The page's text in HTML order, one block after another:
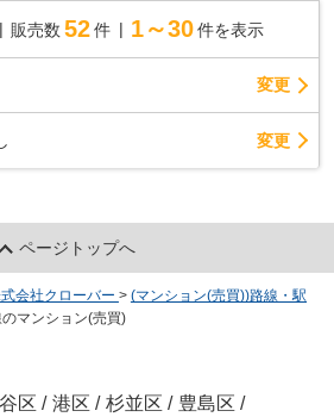
販売数 52 件 1～30 件を表示
変更
変更
ページトップへ
会社クローバー > (マンション(売買))路線・駅
マンション(売買)
区 / 港区 / 杉並区 / 豊島区 /